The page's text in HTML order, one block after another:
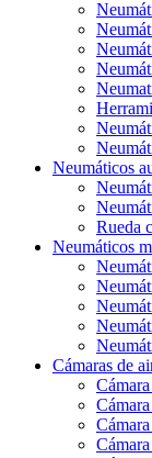
Neumáticos
Rueda
Neumáticos
Cámaras de